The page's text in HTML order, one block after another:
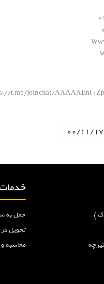
t.me/joinchat/
حمل به
تحویل
محاسبه
)